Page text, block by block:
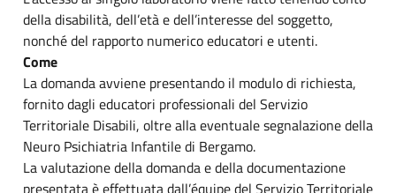
della disabilità, dell’età e dell’interesse del soggetto,
nonché del rapporto numerico educatori e utenti.
Come
La domanda avviene presentando il modulo di richiesta,
fornito dagli educatori professionali del Servizio
Territoriale Disabili, oltre alla eventuale segnalazione della
Neuro Psichiatria Infantile di Bergamo.
La valutazione della domanda e della documentazione
presentata è effettuata dall’équipe del Servizio Territoriale